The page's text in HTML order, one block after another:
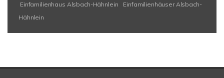
Einfamilienhaus Alsbach-Hähnlein
Einfamilienhäuser Alsbach-
Hähnlein